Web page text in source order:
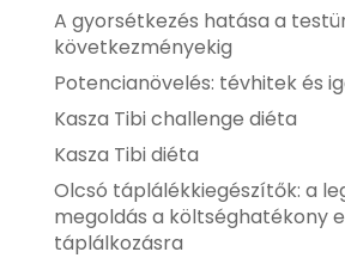
A gyorsétkezés hatása a
következményekig
Potencianövelés: tévhitek és
Kasza Tibi challenge diéta
Kasza Tibi diéta
Olcsó táplálékkiegészítők: a
megoldás a költséghatékony
táplálkozásra